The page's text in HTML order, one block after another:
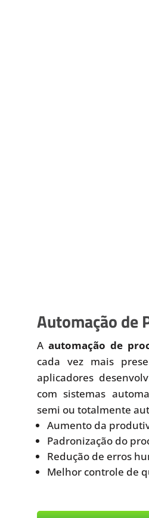
Automação de
A automação de
cada vez mais
aplicadores
com sistemas
semi ou totalmente
Aumento da
Padronização do
Redução de erros
Melhor controle de